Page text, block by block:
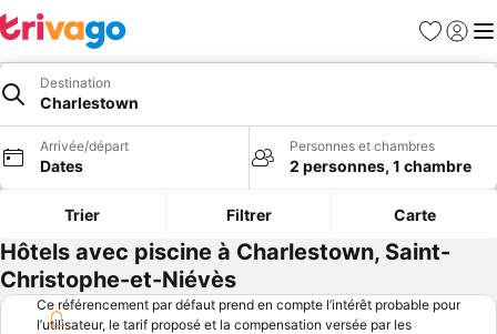
Favoris
Se
Destination
Charlestown
Arrivée/départ
Dates
Personnes et chambres
2 personnes, 1 chambre
Trier Filtrer Carte
Hôtels avec piscine à Charlestown, Saint-
Christophe-et-Niévès
Ce référencement par défaut prend en compte l’intérêt probable pour
l’utilisateur, le tarif proposé et la compensation versée par les